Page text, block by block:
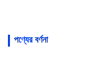
পণ্যের বর্ণনা